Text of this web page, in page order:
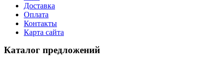
Доставка
Оплата
Контакты
Карта сайта
Каталог предложений